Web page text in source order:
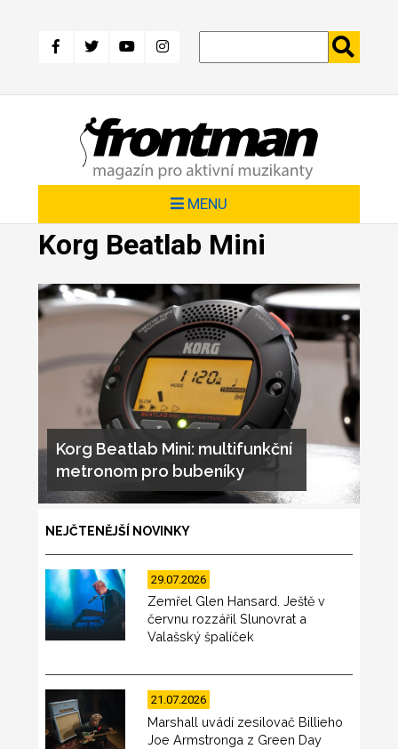
hlavnímu
MENU
Korg Beatlab Mini
Korg Beatlab Mini: multifunkční
metronom pro bubeníky
NEJČTENĚJŠÍ NOVINKY
29.07.2026
Zemřel Glen Hansard. Ještě v
červnu rozzářil Slunovrat a
Valašský špalíček
21.07.2026
Marshall uvádí zesilovač Billieho
Joe Armstronga z Green Day